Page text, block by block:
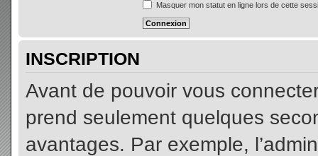
Masquer mon statut en ligne lors de cette
INSCRIPTION
Avant de pouvoir vous
prend seulement quelques
avantages. Par exemple,